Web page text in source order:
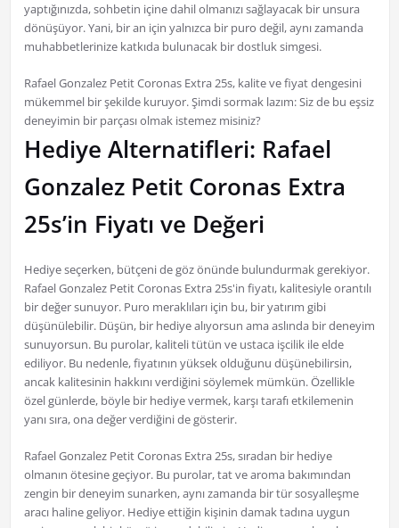
yaptığınızda, sohbetin içine dahil olmanızı sağlayacak bir unsura
dönüşüyor. Yani, bir an için yalnızca bir puro değil, aynı zamanda
muhabbetlerinize katkıda bulunacak bir dostluk simgesi.
Rafael Gonzalez Petit Coronas Extra 25s, kalite ve fiyat dengesini
mükemmel bir şekilde kuruyor. Şimdi sormak lazım: Siz de bu eşsiz
deneyimin bir parçası olmak istemez misiniz?
Hediye Alternatifleri: Rafael
Gonzalez Petit Coronas Extra
25s’in Fiyatı ve Değeri
Hediye seçerken, bütçeni de göz önünde bulundurmak gerekiyor.
Rafael Gonzalez Petit Coronas Extra 25s'in fiyatı, kalitesiyle orantılı
bir değer sunuyor. Puro meraklıları için bu, bir yatırım gibi
düşünülebilir. Düşün, bir hediye alıyorsun ama aslında bir deneyim
sunuyorsun. Bu purolar, kaliteli tütün ve ustaca işcilik ile elde
ediliyor. Bu nedenle, fiyatının yüksek olduğunu düşünebilirsin,
ancak kalitesinin hakkını verdiğini söylemek mümkün. Özellikle
özel günlerde, böyle bir hediye vermek, karşı tarafı etkilemenin
yanı sıra, ona değer verdiğini de gösterir.
Rafael Gonzalez Petit Coronas Extra 25s, sıradan bir hediye
olmanın ötesine geçiyor. Bu purolar, tat ve aroma bakımından
zengin bir deneyim sunarken, aynı zamanda bir tür sosyalleşme
aracı haline geliyor. Hediye ettiğin kişinin damak tadına uygun